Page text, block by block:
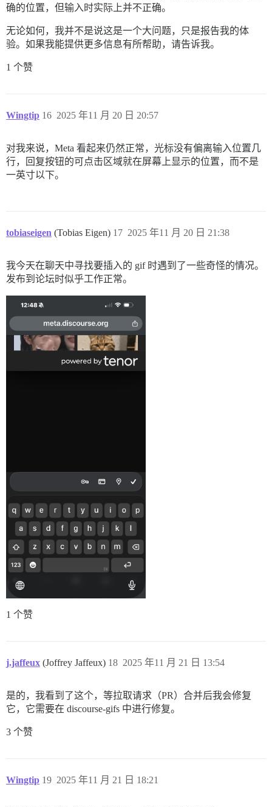
确的位置，但输入时实际上并不正确。
无论如何，我并不是说这是一个大问题，只是报告我的体
验。如果我能提供更多信息有所帮助，请告诉我。
1 个赞
Wingtip 2025 年11 月 20 日 20:57
16
对我来说，Meta 看起来仍然正常，光标没有偏离输入位置几
行，回复按钮的可点击区域就在屏幕上显示的位置，而不是
一英寸以下。
tobiaseigen (Tobias Eigen) 2025 年11 月 20 日 21:38
17
我今天在聊天中寻找要插入的 gif 时遇到了一些奇怪的情况。
发布到论坛时似乎工作正常。
1 个赞
j.jaffeux (Joffrey Jaffeux) 2025 年11 月 21 日 13:54
18
是的，我看到了这个，等拉取请求（PR）合并后我会修复
它，它需要在 discourse-gifs 中进行修复。
3 个赞
Wingtip 2025 年11 月 21 日 18:21
19